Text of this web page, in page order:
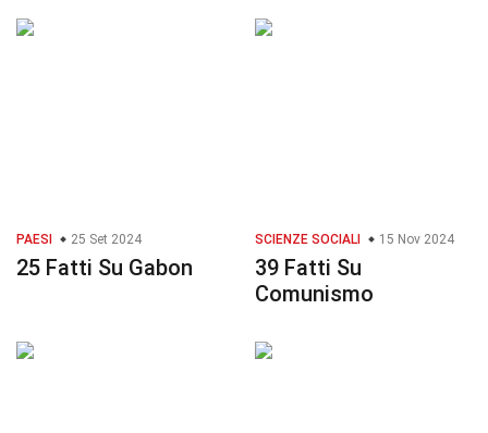
PAESI 25 Set 2024
25 Fatti Su Gabon
SCIENZE SOCIALI 15 Nov 2024
39 Fatti Su
Comunismo